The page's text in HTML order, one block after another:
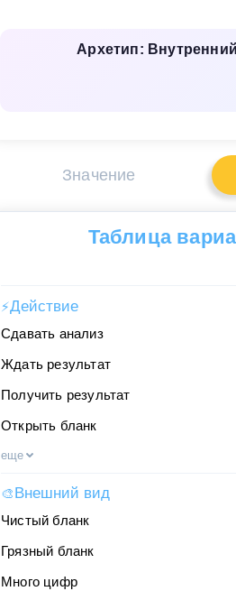
Архетип:
Значение
Таблица
⚡Действие
Сдавать анализ
Ждать результат
Получить результат
Открыть бланк
еще
🎨 Внешний вид
Чистый бланк
Грязный бланк
Много цифр